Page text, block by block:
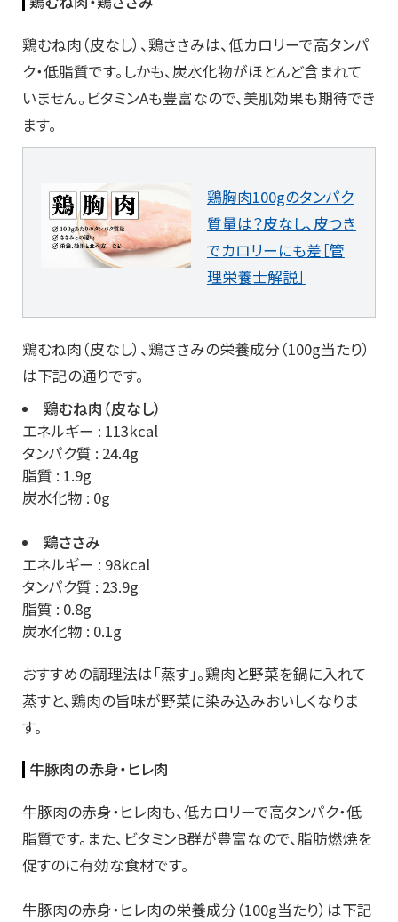
鶏むね肉（皮なし）、鶏ささみは、低カロリーで高タンパ
ク・低脂質です。しかも、炭水化物がほとんど含まれて
いません。ビタミンAも豊富なので、美肌効果も期待でき
ます。
鶏胸肉100gのタンパク
質量は？皮なし、皮つき
でカロリーにも差［管
理栄養士解説］
鶏むね肉（皮なし）、鶏ささみの栄養成分（100g当たり）
は下記の通りです。
鶏むね肉（皮なし）
エネルギー : 113kcal
タンパク質 : 24.4g
脂質 : 1.9g
炭水化物 : 0g
鶏ささみ
エネルギー : 98kcal
タンパク質 : 23.9g
脂質 : 0.8g
炭水化物 : 0.1g
おすすめの調理法は「蒸す」。鶏肉と野菜を鍋に入れて
蒸すと、鶏肉の旨味が野菜に染み込みおいしくなりま
す。
牛豚肉の赤身・ヒレ肉
牛豚肉の赤身・ヒレ肉も、低カロリーで高タンパク・低
脂質です。また、ビタミンB群が豊富なので、脂肪燃焼を
促すのに有効な食材です。
牛豚肉の赤身・ヒレ肉の栄養成分（100g当たり）は下記